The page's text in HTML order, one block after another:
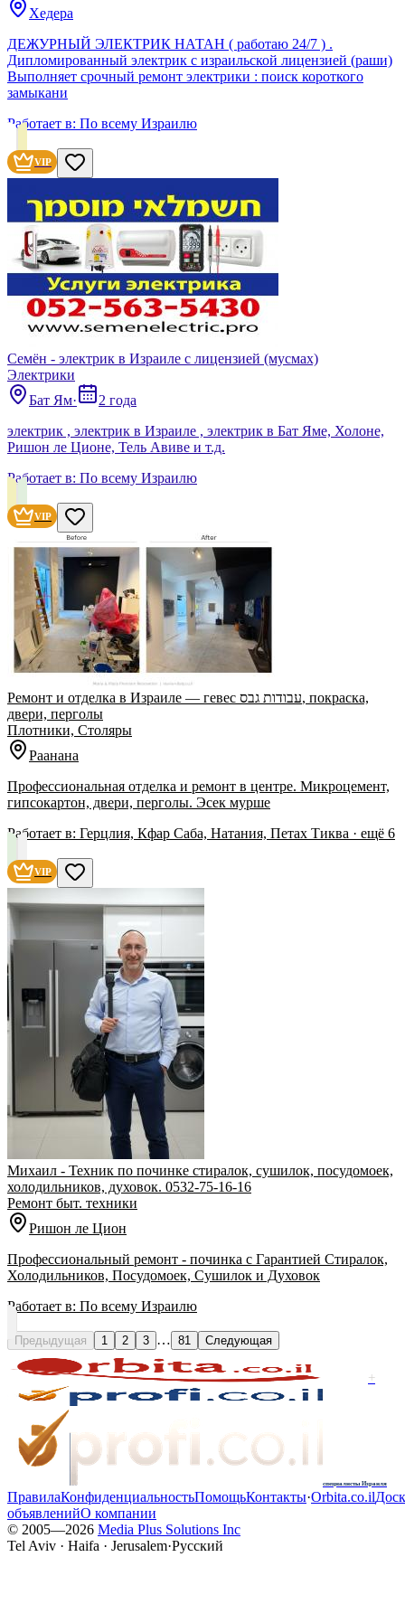
Хедера
ДЕЖУРНЫЙ ЭЛЕКТРИК НАТАН ( работаю 24/7 ) .
Дипломированный электрик с израильской лицензией (раши)
Выполняет срочный ремонт электрики : поиск короткого
замыкани
Работает в: По всему Израилю
VIP
Семён - электрик в Израиле с лицензией (мусмах)
Электрики
Бат Ям·
2 года
электрик , электрик в Израиле , электрик в Бат Яме, Холоне,
Ришон ле Ционе, Тель Авиве и т.д.
Работает в: По всему Израилю
VIP
Ремонт и отделка в Израиле — гевес עבודות גבס, покраска,
двери, перголы
Плотники, Столяры
Раанана
Профессиональная отделка и ремонт в центре. Микроцемент,
гипсокартон, двери, перголы. Эсек мурше
Работает в: Герцлия, Кфар Саба, Натания, Петах Тиква · ещё 6
VIP
Михаил - Техник по починке стиралок, сушилок, посудомоек,
холодильников, духовок. 0532-75-16-16
Ремонт быт. техники
Ришон ле Цион
Профессиональный ремонт - починка с Гарантией Стиралок,
Холодильников, Посудомоек, Сушилок и Духовок
Работает в: По всему Израилю
Предыдущая 1 2 3 … 81 Следующая
+
специалисты Израиля
ПравилаКонфиденциальностьПомощьКонтакты·Orbita.co.il
объявленийО компании
© 2005—2026 Media Plus Solutions Inc
Tel Aviv · Haifa · Jerusalem·Русский